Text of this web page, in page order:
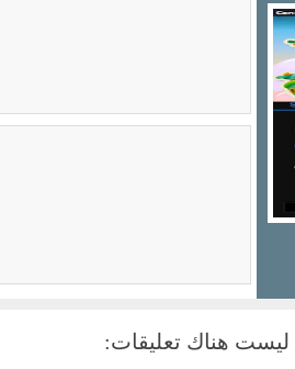
ليست هناك تعليقات: